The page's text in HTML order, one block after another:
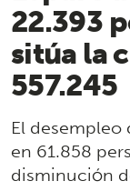
22.393
sitúa la
557.245
El
en 61.858
disminución